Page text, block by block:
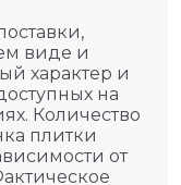
виде и
характер и
на
Количество
плитки
от